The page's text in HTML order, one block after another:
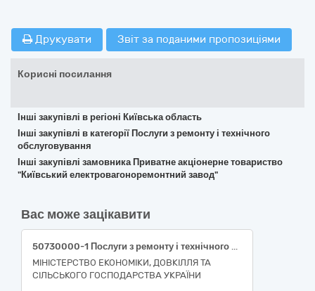
Друкувати Звіт за поданими пропозиціями
Корисні посилання
Інші закупівлі в регіоні Київська область
Інші закупівлі в категорії Послуги з ремонту і технічного
обслуговування
Інші закупівлі замовника Приватне акціонерне товариство
"Київський електровагоноремонтний завод"
Вас може зацікавити
50730000-1 Послуги з ремонту і технічного обслуговування охолоджувальних установок (Послуги з діагностики кондиціонерів)
МІНІСТЕРСТВО ЕКОНОМІКИ, ДОВКІЛЛЯ ТА
СІЛЬСЬКОГО ГОСПОДАРСТВА УКРАЇНИ